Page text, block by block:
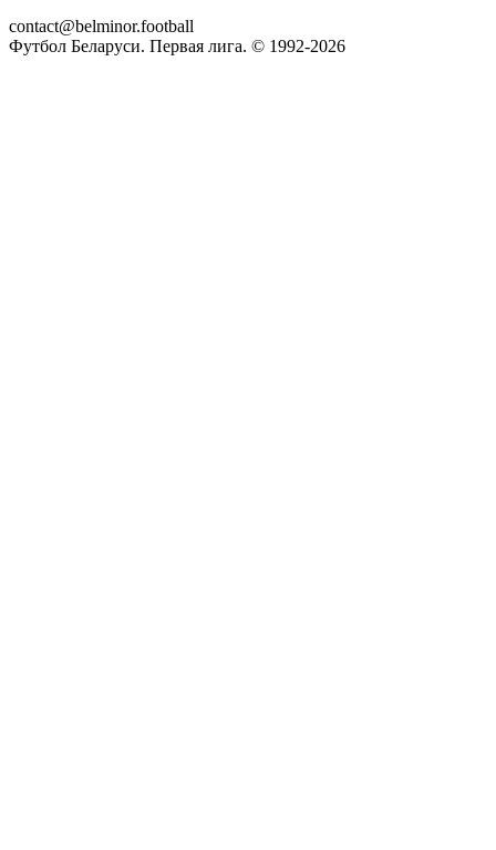
contact@belminor.football
Футбол Беларуси. Первая лига. © 1992-2026